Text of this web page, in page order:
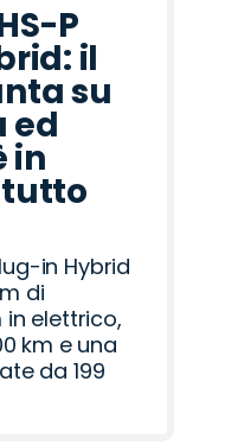
P
il
su
ed
in
in Hybrid
di
in elettrico,
km e una
da 199